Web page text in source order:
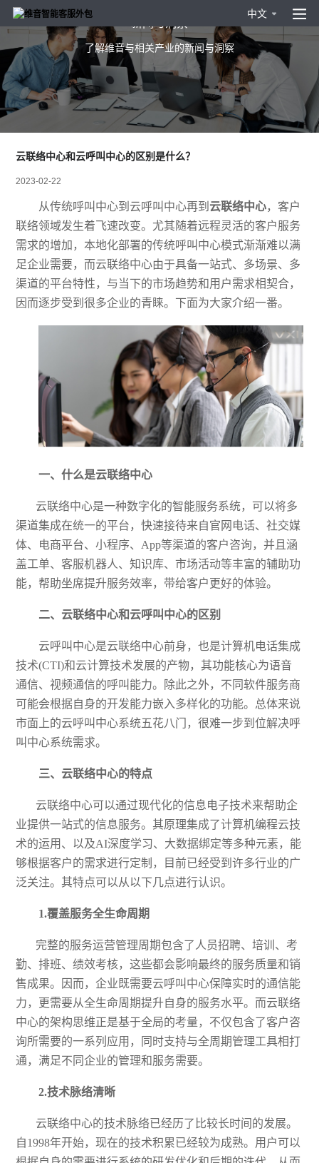
中文
了解维音与相关产业的新闻与洞察
云联络中心和云呼叫中心的区别是什么？
2023-02-22
从传统呼叫中心到云呼叫中心再到 云联络中心，客户
联络领域发生着飞速改变。尤其随着远程灵活的客户服务
需求的增加，本地化部署的传统呼叫中心模式渐渐难以满
足企业需要，而云联络中心由于具备一站式、多场景、多
渠道的平台特性，与当下的市场趋势和用户需求相契合，
因而逐步受到很多企业的青睐。下面为大家介绍一番。
一、什么是云联络中心
云联络中心是一种数字化的智能服务系统，可以将多
渠道集成在统一的平台，快速接待来自官网电话、社交媒
体、电商平台、小程序、 App等渠道的客户咨询，并且涵
盖工单、客服机器人、知识库、市场活动等丰富的辅助功
能，帮助坐席提升服务效率，带给客户更好的体验。
二、云联络中心和云呼叫中心的区别
云呼叫中心是云联络中心前身，也是计算机电话集成
技术(CTI)和云计算技术发展的产物，其功能核心为语音
通信、视频通信的呼叫能力。除此之外，不同软件服务商
可能会根据自身的开发能力嵌入多样化的功能。总体来说
市面上的云呼叫中心系统五花八门，很难一步到位解决呼
叫中心系统需求。
三、云联络中心的特点
云联络中心可以通过现代化的信息电子技术来帮助企
业提供一站式的信息服务。其原理集成了计算机编程云技
术的运用、以及AI深度学习、大数据绑定等多种元素， 能
够根据客户的需求进行定制，目前已经受到许多行业的广
泛关注。 其特点可以从以下几点进行认识。
1.覆盖服务全生命周期
完整的服务运营管理周期包含了人员招聘、培训、考
勤、排班、绩效考核，这些都会影响最终的服务质量和销
售成果。因而，企业既需要云呼叫中心保障实时的通信能
力，更需要从全生命周期提升自身的服务水平。而云联络
中心的架构思维正是基于全局的考量，不仅包含了客户咨
询所需要的一系列应用，同时支持与全周期管理工具相打
通，满足不同企业的管理和服务需要。
2.技术脉络清晰
云联络中心的技术脉络已经历了比较长时间的发展。
自1998年开始，现在的技术积累已经较为成熟。用户可以